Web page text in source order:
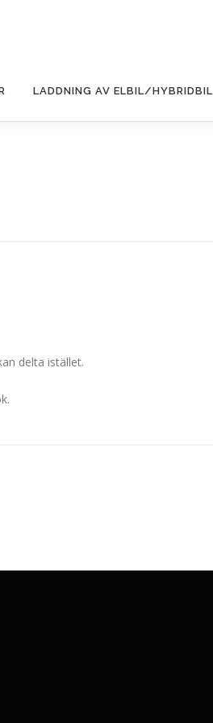
LADDNING AV ELBIL/HYBRIDBIL
delta istället.